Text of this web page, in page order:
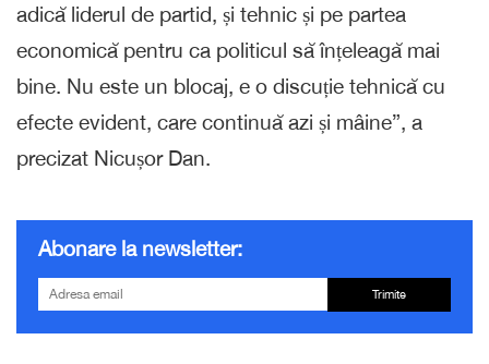
adică liderul de partid, și tehnic și pe partea
economică pentru ca politicul să înțeleagă mai
bine. Nu este un blocaj, e o discuție tehnică cu
efecte evident, care continuă azi și mâine”, a
precizat Nicușor Dan.
Abonare la newsletter:
Trimite